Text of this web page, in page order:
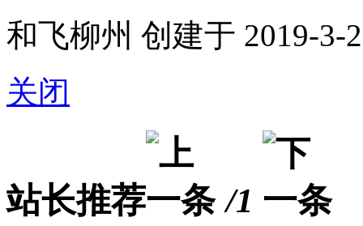
和飞柳州 创建于 2019-3-
关闭
站长推荐 /1